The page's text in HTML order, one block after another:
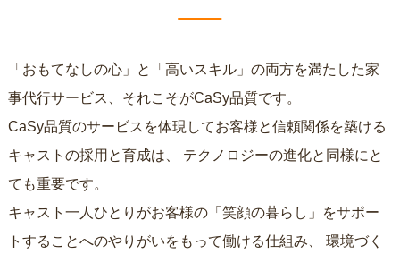
「おもてなしの心」と「高いスキル」の両方を満たした家
事代行サービス、それこそがCaSy品質です。
CaSy品質のサービスを体現してお客様と信頼関係を築ける
キャストの採用と育成は、
ても重要です。
キャスト一人ひとりがお客様の「笑顔の暮らし」をサポー
トすることへのやりがいをもって働ける仕組み、